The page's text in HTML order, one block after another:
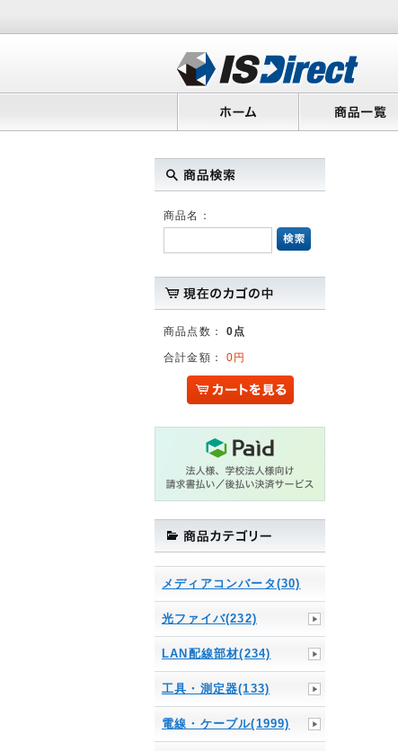
商品名：
商品点数：0点
合計金額：0円
メディアコンバータ(30)
光ファイバ(232)
LAN配線部材(234)
工具・測定器(133)
電線・ケーブル(1999)